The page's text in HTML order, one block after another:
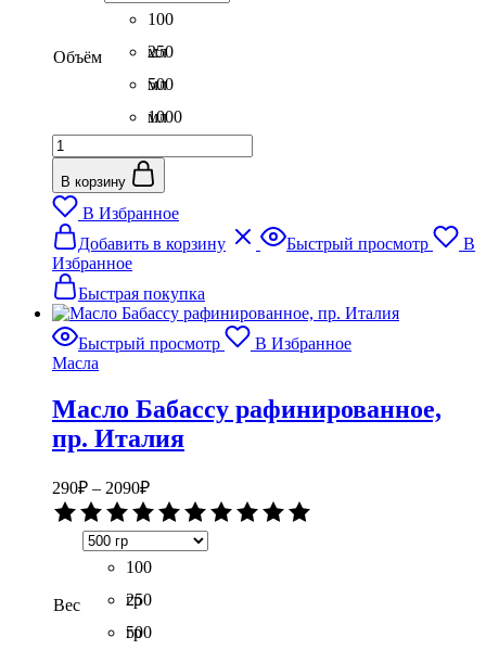
2290₽
Объём
100
мл
250
мл
500
мл
1000
Количество
товара
Масло
Жожоба
Голд
рафинированное,
Израиль
В корзину
В Избранное
Добавить в корзину
Этот
товар
вариаций.
Опции
можно
странице
товара.
Быстрый просмотр
В
Избранное
Быстрая покупка
Быстрый просмотр
В Избранное
Масла
Масло Бабассу рафинированное,
пр. Италия
290₽ – 2090₽Диапазон
цен:
290₽
–
2090₽
Вес
100
гр
250
гр
500